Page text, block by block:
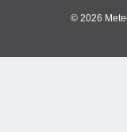
© 2026